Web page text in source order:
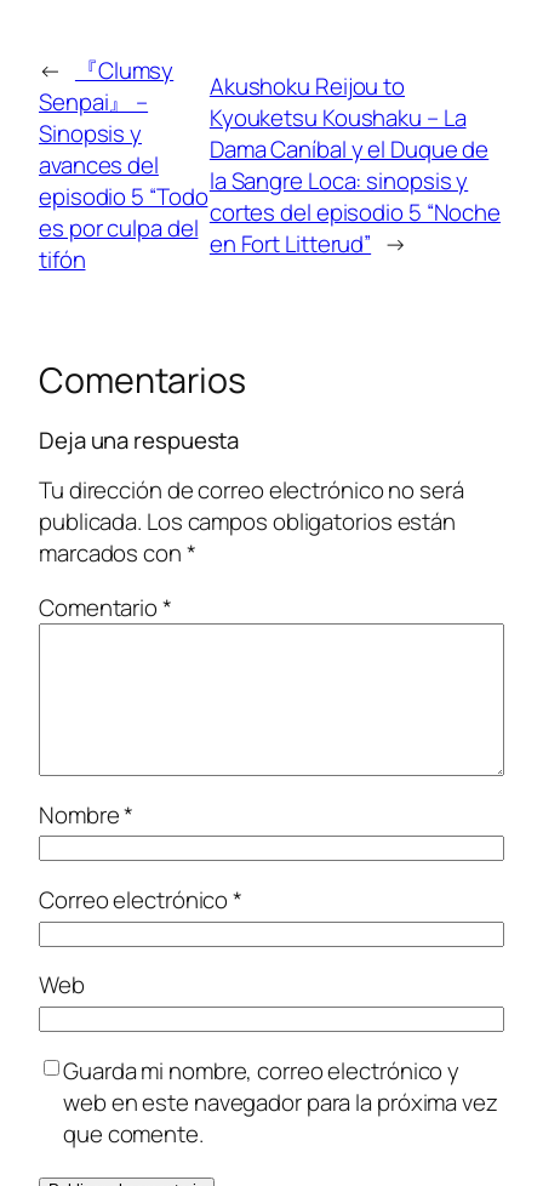
←
『Clumsy
Senpai』 –
Sinopsis y
avances del
episodio 5 “Todo
es por culpa del
tifón
Akushoku Reijou to
Kyouketsu Koushaku – La
Dama Caníbal y el Duque de
la Sangre Loca: sinopsis y
cortes del episodio 5 “Noche
en Fort Litterud” →
Comentarios
Deja una respuesta
Tu dirección de correo electrónico no será
publicada. Los campos obligatorios están
marcados con*
Comentario*
Nombre*
Correo electrónico*
Web
Guarda mi nombre, correo electrónico y
web en este navegador para la próxima vez
que comente.